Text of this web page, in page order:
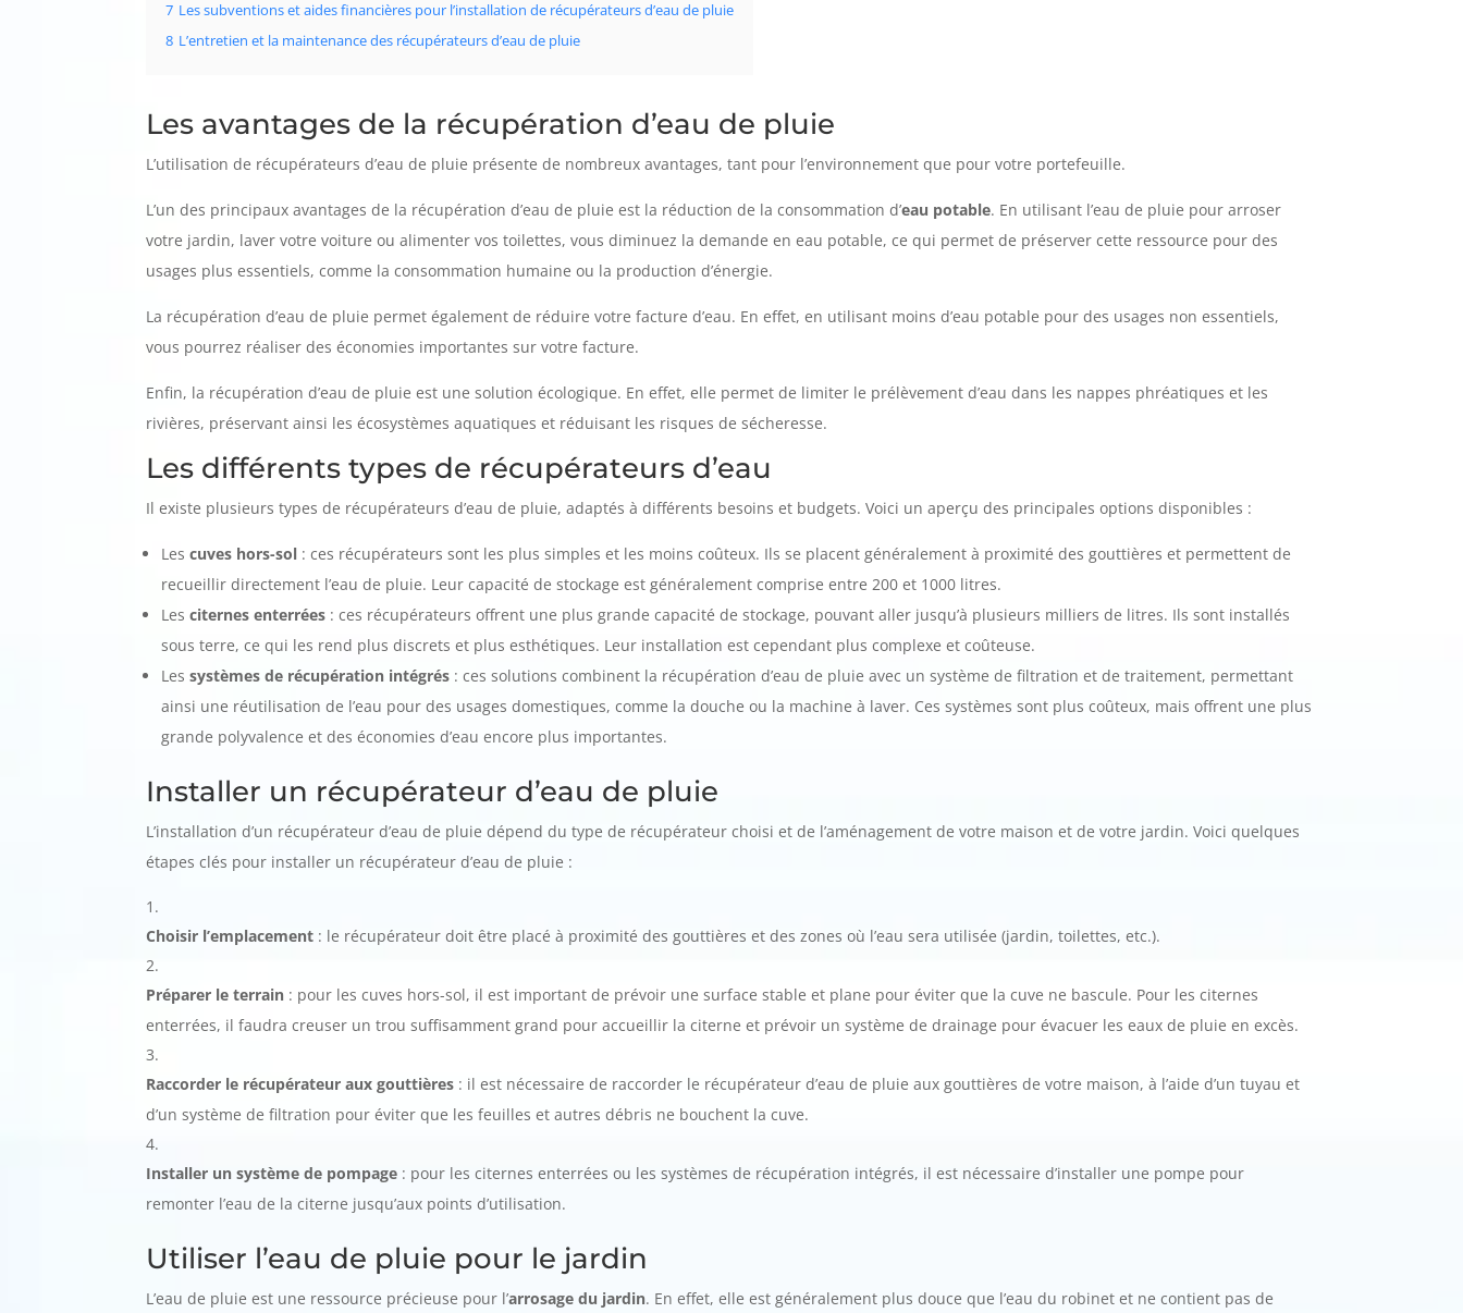
7 Les subventions et aides financières pour l’installation de récupérateurs d’eau de pluie
8 L’entretien et la maintenance des récupérateurs d’eau de pluie
Les avantages de la récupération d’eau de pluie
L’utilisation de récupérateurs d’eau de pluie présente de nombreux avantages, tant pour l’environnement que pour votre portefeuille.
L’un des principaux avantages de la récupération d’eau de pluie est la réduction de la consommation d’eau potable. En utilisant l’eau de pluie pour arroser
votre jardin, laver votre voiture ou alimenter vos toilettes, vous diminuez la demande en eau potable, ce qui permet de préserver cette ressource pour des
usages plus essentiels, comme la consommation humaine ou la production d’énergie.
La récupération d’eau de pluie permet également de réduire votre facture d’eau. En effet, en utilisant moins d’eau potable pour des usages non essentiels,
vous pourrez réaliser des économies importantes sur votre facture.
Enfin, la récupération d’eau de pluie est une solution écologique. En effet, elle permet de limiter le prélèvement d’eau dans les nappes phréatiques et les
rivières, préservant ainsi les écosystèmes aquatiques et réduisant les risques de sécheresse.
Les différents types de récupérateurs d’eau
Il existe plusieurs types de récupérateurs d’eau de pluie, adaptés à différents besoins et budgets. Voici un aperçu des principales options disponibles :
Lescuves hors-sol : ces récupérateurs sont les plus simples et les moins coûteux. Ils se placent généralement à proximité des gouttières et permettent de
recueillir directement l’eau de pluie. Leur capacité de stockage est généralement comprise entre 200 et 1000 litres.
Lesciternes enterrées : ces récupérateurs offrent une plus grande capacité de stockage, pouvant aller jusqu’à plusieurs milliers de litres. Ils sont installés
sous terre, ce qui les rend plus discrets et plus esthétiques. Leur installation est cependant plus complexe et coûteuse.
Lessystèmes de récupération intégrés : ces solutions combinent la récupération d’eau de pluie avec un système de filtration et de traitement, permettant
ainsi une réutilisation de l’eau pour des usages domestiques, comme la douche ou la machine à laver. Ces systèmes sont plus coûteux, mais offrent une plus
grande polyvalence et des économies d’eau encore plus importantes.
Installer un récupérateur d’eau de pluie
L’installation d’un récupérateur d’eau de pluie dépend du type de récupérateur choisi et de l’aménagement de votre maison et de votre jardin. Voici quelques
étapes clés pour installer un récupérateur d’eau de pluie :
Choisir l’emplacement : le récupérateur doit être placé à proximité des gouttières et des zones où l’eau sera utilisée (jardin, toilettes, etc.).
Préparer le terrain : pour les cuves hors-sol, il est important de prévoir une surface stable et plane pour éviter que la cuve ne bascule. Pour les citernes
enterrées, il faudra creuser un trou suffisamment grand pour accueillir la citerne et prévoir un système de drainage pour évacuer les eaux de pluie en excès.
Raccorder le récupérateur aux gouttières : il est nécessaire de raccorder le récupérateur d’eau de pluie aux gouttières de votre maison, à l’aide d’un tuyau et
d’un système de filtration pour éviter que les feuilles et autres débris ne bouchent la cuve.
Installer un système de pompage : pour les citernes enterrées ou les systèmes de récupération intégrés, il est nécessaire d’installer une pompe pour
remonter l’eau de la citerne jusqu’aux points d’utilisation.
Utiliser l’eau de pluie pour le jardin
L’eau de pluie est une ressource précieuse pour l’arrosage du jardin. En effet, elle est généralement plus douce que l’eau du robinet et ne contient pas de